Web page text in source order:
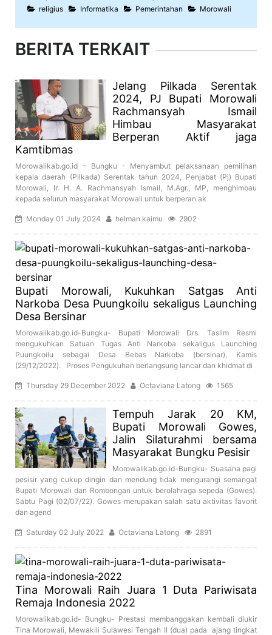
religius
Informatika Pemerintahan Morowali
BERITA TERKAIT
Jelang Pilkada Serentak
2024, PJ Bupati Morowali
Rachmansyah Ismail
Himbau Masyarakat
Berperan Aktif jaga
Kamtibmas
Morowalikab.go.id – Bungku - Menyambut pelaksanaan pemilihan
kepala daerah (Pilkada) Serentak tahun 2024, Penjabat (Pj) Bupati
Morowali, Ir. H. A. Rachmansyah Ismail, M.Agr., MP, menghimbau
kepada seluruh masyarakat Morowali untuk berperan ak
Monday 01 July 2024 helman kaimu 2902
Bupati Morowali, Kukuhkan Satgas Anti
Narkoba Desa Puungkoilu sekaligus Launching
Desa Bersinar
Morowalikab.go.id-Bungku- Bupati Morowali Drs. Taslim Resmi
mengukuhkan Satuan Tugas Anti Narkoba sekaligus Launching
Puungkoilu sebagai Desa Bebas Narkoba (bersinar), Kamis
(29/12/2022). Proses Pengukuhan berlangsung lancar dan khidmat di
Thursday 29 December 2022 Octaviana Latong 1565
Tempuh Jarak 20 KM,
Bupati Morowali Gowes,
Jalin Silaturahmi bersama
Masyarakat Bungku Pesisir
Morowalikab.go.id-Bungku- Suasana pagi
pesisir yang cukup dingin dan mendung tidak mengurangi semangat
Bupati Morowali dan Rombongan untuk berolahraga sepeda (Gowes).
Sabtu Pagi (02/07/22). Gowes merupakan salah satu aktivitas favorit
dan agend
Saturday 02 July 2022 Octaviana Latong 2891
Tina Morowali Raih Juara 1 Duta Pariwisata
Remaja Indonesia 2022
Morowalikab.go.id- Bungku- Prestasi membanggakan kembali diukir
Tina Morowali, Mewakili Sulawesi Tengah II (dua) pada ajang tingkat